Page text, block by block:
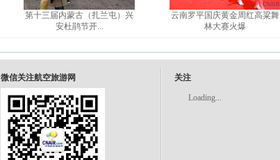
第十三届内蒙古（扎兰屯）兴
安杜鹃节开...
云南罗平国庆黄金周红高粱舞
林大赛火爆
微信关注航空旅游网 关注
Loading...